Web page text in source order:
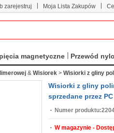
zarejestruj Moja Lista Zakupów
magnetyczne Przewód
& Wisiorek > Wisiorki z gliny
Wisiorki z gliny
sprzedane przez PC
Numer produktu:
W magazynie -